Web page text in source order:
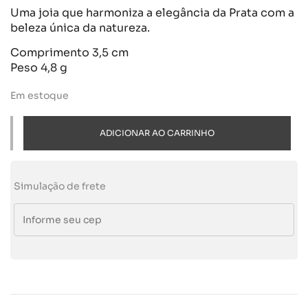
Uma joia que harmoniza a elegância da Prata com a
beleza única da natureza.
Comprimento 3,5 cm
Peso 4,8 g
Em estoque
ADICIONAR AO CARRINHO
Simulação de frete